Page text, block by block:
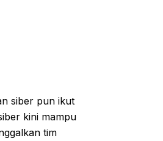
siber pun ikut
kini mampu
tim